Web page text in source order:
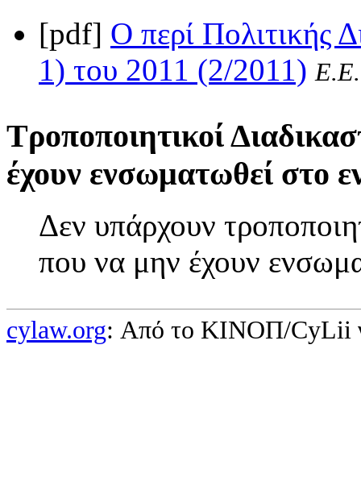
[pdf] Ο περί Πολιτικής
1) του 2011 (2/2011)
Τροποποιητικοί
έχουν ενσωματωθεί στο
Δεν υπάρχουν
που να μην έχουν
cylaw.org: Από το ΚΙΝOΠ/CyLii